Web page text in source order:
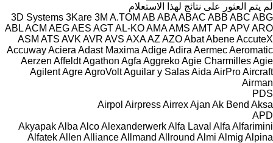
لم يتم العثور على نتائج لهذا الاستعلام
3D Systems 3Kare 3M A.TOM AB ABAABAC ABB ABC ABG
ABLACM AEGAES AGTAL-KOAMAAMS AMTAP APVARO
ASM ATS AVK AVR AVS AXAAZ AZOAbatAbeneAccuteX
AccuwayAciera Adast Maxima AdigeAdira AermecAeromatic
Aerzen AffeldtAgathon Agfa AggrekoAgie CharmillesAgie
AgilentAgreAgroVoltAguilar y SalasAida AirProAircraft
Airman
PDS
Airpol AirpressAirrexAjan Ak Bend Aksa
APD
AkyapakAlba AlcoAlexanderwerkAlfa Laval Alfa Alfarimini
AlfatekAllen AllianceAllmand Allround Almi Almig Alpina